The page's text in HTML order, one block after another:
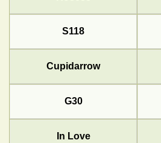
S118
Cupidarrow
G30
In Love